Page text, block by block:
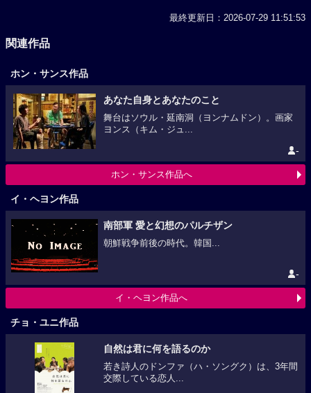
最終更新日：2026-07-29 11:51:53
関連作品
ホン・サンス作品
あなた自身とあなたのこと
舞台はソウル・延南洞（ヨンナムドン）。画家
ヨンス（キム・ジュ...
-
ホン・サンス作品へ
イ・ヘヨン作品
南部軍 愛と幻想のパルチザン
朝鮮戦争前後の時代。韓国...
-
イ・ヘヨン作品へ
チョ・ユニ作品
自然は君に何を語るのか
若き詩人のドンファ（ハ・ソングク）は、3年間
交際している恋人...